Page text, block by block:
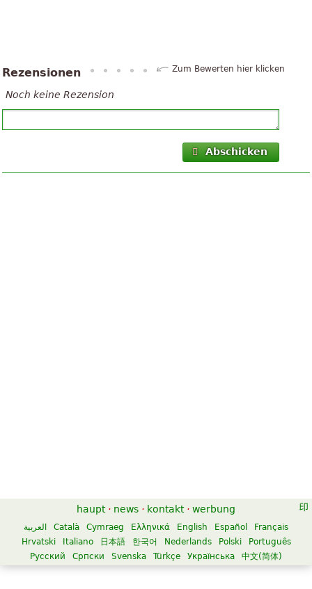
Rezensionen Zum Bewerten hier klicken
Noch keine Rezension
Abschicken
haupt · news · kontakt · werbung
العربية Català Cymraeg Ελληνικά English Español
Français
Hrvatski
Italiano 日本語 한국어 Nederlands Polski
Português
Русский
Српски Svenska Türkçe Українська 中文(简体)